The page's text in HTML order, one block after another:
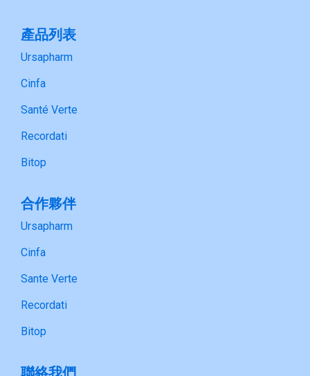
產品列表
Ursapharm
Cinfa
Santé Verte
Recordati
Bitop
合作夥伴
Ursapharm
Cinfa
Sante Verte
Recordati
Bitop